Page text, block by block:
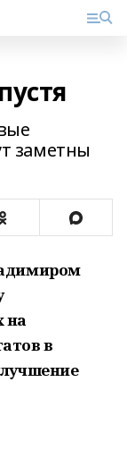
заметны
на
в